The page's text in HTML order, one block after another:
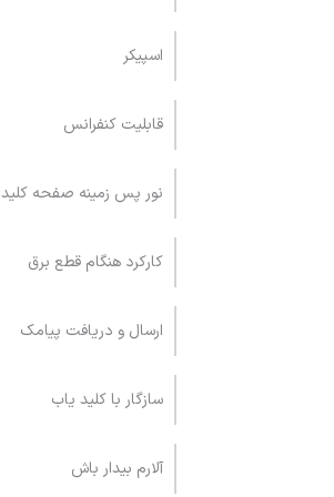
اسپيکر
قابليت کنفرانس
نور پس زمینه صفحه کلید
کارکرد هنگام قطع برق
ارسال و دريافت پيامک
سازگار با کلید یاب
آلارم بیدار باش